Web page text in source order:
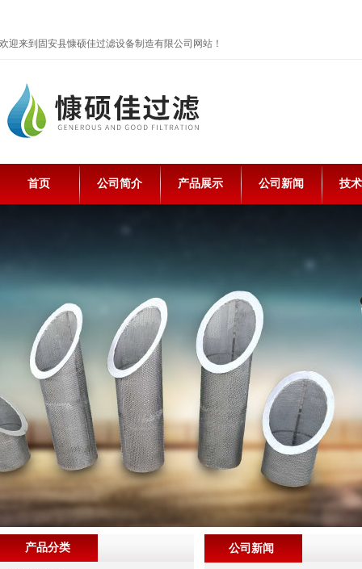
欢迎来到固安县慷硕佳过滤设备制造有限公司网站！
首页 公司简介 产品展示 公司新闻 技
公司新闻
产品分类